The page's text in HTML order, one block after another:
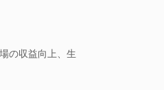
の収益向上、生